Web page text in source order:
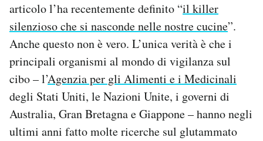
articolo l’ha recentemente definito “il killer
silenzioso che si nasconde nelle nostre cucine”.
Anche questo non è vero. L’unica verità è che i
principali organismi al mondo di vigilanza sul
cibo – l’Agenzia per gli Alimenti e i Medicinali
degli Stati Uniti, le Nazioni Unite, i governi di
Australia, Gran Bretagna e Giappone – hanno negli
ultimi anni fatto molte ricerche sul glutammato